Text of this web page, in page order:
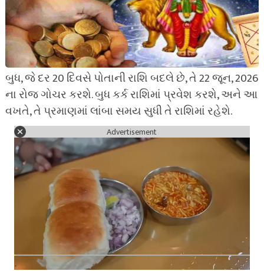
બુધ, જે દર 20 દિવસે પોતાની રાશિ બદલે છે, તે 22 જૂન, 2026
ના રોજ ગોચર કરશે. બુધ કર્ક રાશિમાં પ્રવેશ કરશે, અને આ
વખતે, તે પ્રમાણમાં લાંબા સમય સુધી તે રાશિમાં રહેશે.
Advertisement